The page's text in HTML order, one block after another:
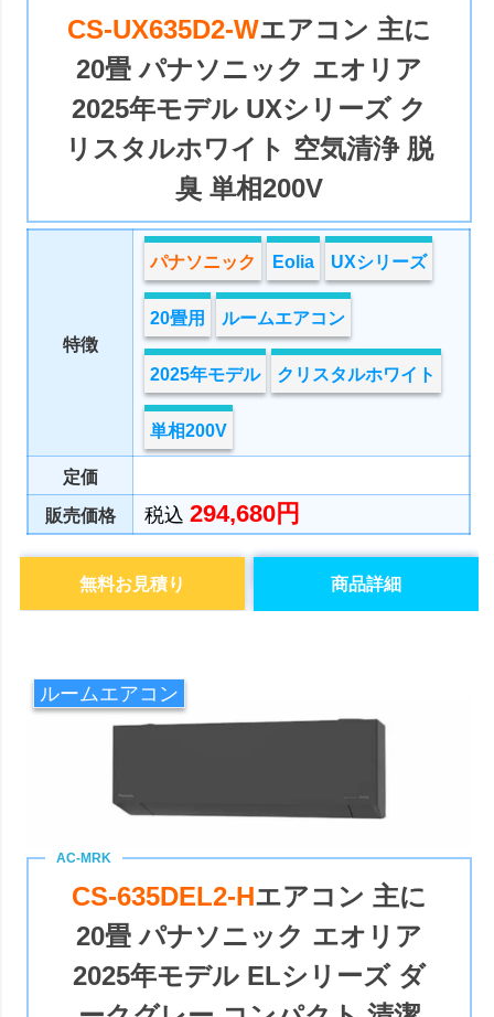
CS-UX635D2-Wエアコン 主に
20畳 パナソニック エオリア
2025年モデル UXシリーズ ク
リスタルホワイト 空気清浄 脱
臭 単相200V
特徴
パナソニック Eolia UXシリーズ
20畳用 ルームエアコン
2025年モデル クリスタルホワイト
単相200V
定価
販売価格 税込294,680円
商品詳細
無料お見積り
ルームエアコン
CS-635DEL2-Hエアコン 主に
20畳 パナソニック エオリア
2025年モデル ELシリーズ ダ